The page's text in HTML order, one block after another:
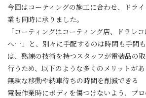
今回はコーティングの施工に合わせ、ドラ
業も同時に承りました。
「コーティングはコーティング店、ドラレ
へ…」と、別々に手配するのは時間も手間
は、熟練の技術を持つスタッフが電装品の
行うため、以下のような多くのメリットがあ
無駄な移動や納車待ちの時間を削減できる
電装作業時にボディを傷つけないよう、プ